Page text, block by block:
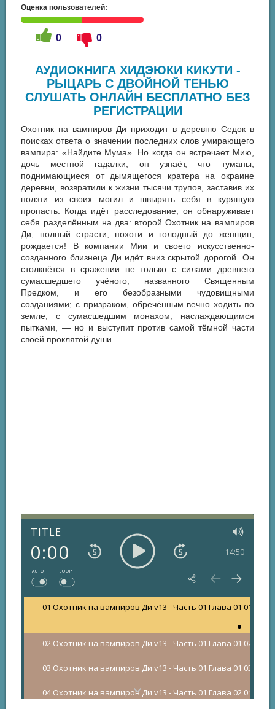
Оценка пользователей:
0 0
АУДИОКНИГА ХИДЭЮКИ КИКУТИ -
РЫЦАРЬ С ДВОЙНОЙ ТЕНЬЮ
СЛУШАТЬ ОНЛАЙН БЕСПЛАТНО БЕЗ
РЕГИСТРАЦИИ
Охотник на вампиров Ди приходит в деревню Седок в
поисках ответа о значении последних слов умирающего
вампира: «Найдите Мума». Но когда он встречает Мию,
дочь местной гадалки, он узнаёт, что туманы,
поднимающиеся от дымящегося кратера на окраине
деревни, возвратили к жизни тысячи трупов, заставив их
ползти из своих могил и швырять себя в курящую
пропасть. Когда идёт расследование, он обнаруживает
себя разделённым на два: второй Охотник на вампиров
Ди, полный страсти, похоти и голодный до женщин,
рождается! В компании Мии и своего искусственно-
созданного близнеца Ди идёт вниз скрытой дорогой. Он
столкнётся в сражении не только с силами древнего
сумасшедшего учёного, названного Священным
Предком, и его безобразными чудовищными
созданиями; с призраком, обречённым вечно ходить по
земле; с сумасшедшим монахом, наслаждающимся
пытками, — но и выступит против самой тёмной части
своей проклятой души.
TITLE
0:00 14:50
AUTO LOOP
01 Охотник на вампиров Ди v13 - Часть 01 Глава 01 01
02 Охотник на вампиров Ди v13 - Часть 01 Глава 01 02
03 Охотник на вампиров Ди v13 - Часть 01 Глава 01 03
04 Охотник на вампиров Ди v13 - Часть 01 Глава 02 01